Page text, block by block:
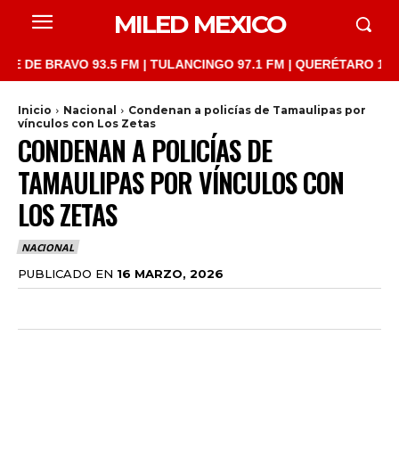
MILED MEXICO
93.5 FM | TULANCINGO 97.1 FM | QUERÉTARO 103.1
Inicio Nacional
Condenan a policías de Tamaulipas por
vínculos con Los Zetas
CONDENAN A POLICÍAS DE
TAMAULIPAS POR VÍNCULOS CON
LOS ZETAS
NACIONAL
PUBLICADO EN 16 MARZO, 2026